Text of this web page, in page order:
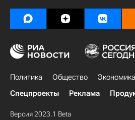
Политика Общество Экономика
Спецпроекты
Реклама
Версия 2023.1 Beta